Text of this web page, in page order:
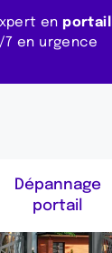
enportail
7 en urgence
Dépannage
portail